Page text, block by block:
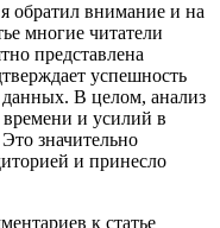
обратил внимание и на
многие читатели
представлена
успешность
В целом, анализ
времени и усилий в
значительно
и принесло
к статье